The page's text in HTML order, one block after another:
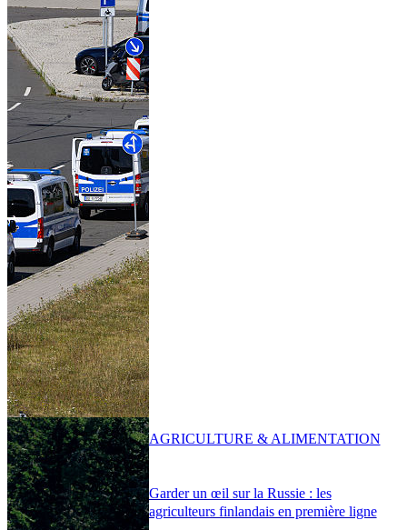
Garder un œil sur la Russie : les
agriculteurs finlandais en première ligne
AGRICULTURE & ALIMENTATION